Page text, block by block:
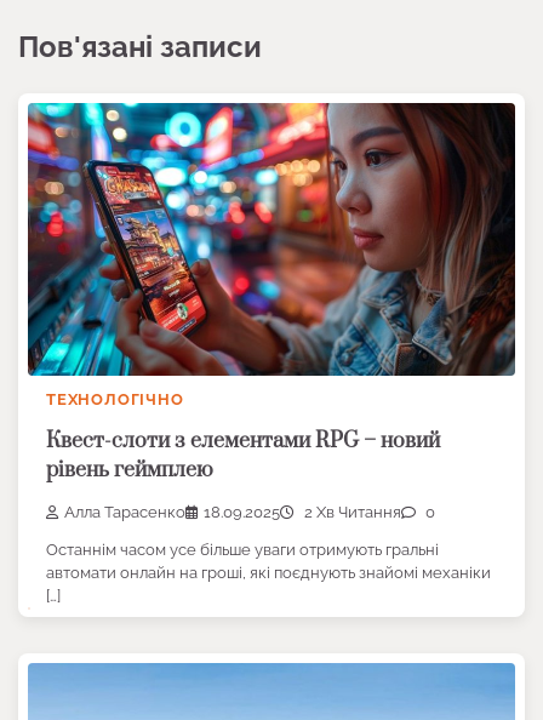
Пов'язані записи
ТЕХНОЛОГІЧНО
Квест-слоти з елементами RPG – новий
рівень геймплею
Алла Тарасенко 18.09.2025 2 Хв Читання 0
Останнім часом усе більше уваги отримують гральні
автомати онлайн на гроші, які поєднують знайомі механіки
[…]